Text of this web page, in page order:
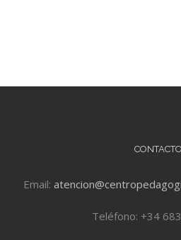
CONTACTO
Email:
Teléfono: +34